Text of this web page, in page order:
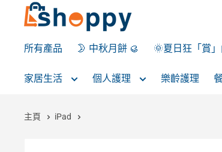
所有產品 🌛 中秋月餅 🥮 🌞夏日狂「賞
家居生活 個人護理 樂齡護理
主頁 iPad